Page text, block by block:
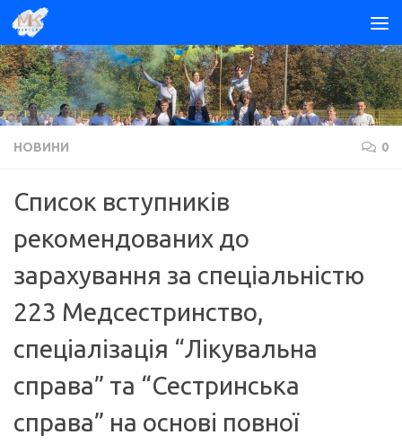
Skip to content
НОВИНИ 0
Список вступників
рекомендованих до
зарахування за спеціальністю
223 Медсестринство,
спеціалізація “Лікувальна
справа” та “Сестринська
справа” на основі повної